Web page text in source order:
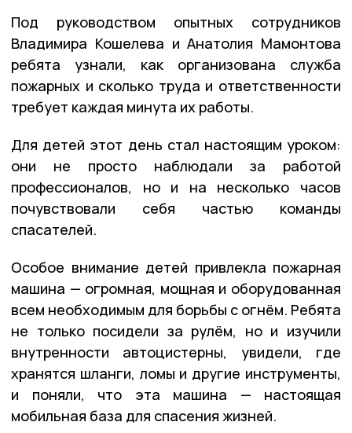
Под руководством опытных сотрудников
Владимира Кошелева и Анатолия Мамонтова
ребята узнали, как организована служба
пожарных и сколько труда и ответственности
требует каждая минута их работы.
Для детей этот день стал настоящим уроком:
они не просто наблюдали за работой
профессионалов, но и на несколько часов
почувствовали себя частью команды
спасателей.
Особое внимание детей привлекла пожарная
машина — огромная, мощная и оборудованная
всем необходимым для борьбы с огнём. Ребята
не только посидели за рулём, но и изучили
внутренности автоцистерны, увидели, где
хранятся шланги, ломы и другие инструменты,
и поняли, что эта машина — настоящая
мобильная база для спасения жизней.